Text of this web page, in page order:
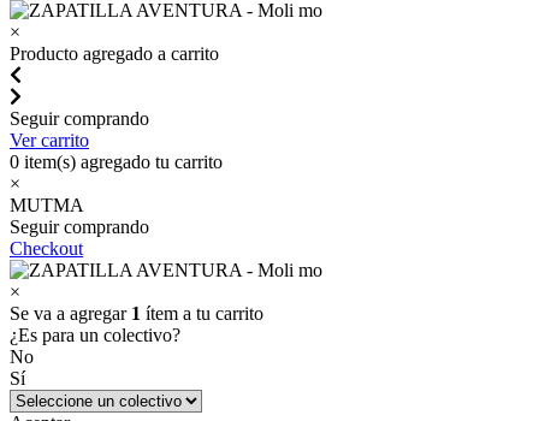
×
Producto agregado a carrito
Seguir comprando
Ver carrito
0 item(s) agregado tu carrito
×
MUTMA
Seguir comprando
Checkout
×
Se va a agregar 1 ítem a tu carrito
¿Es para un colectivo?
No
Sí